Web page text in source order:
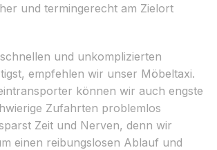
und termingerecht am Zielort
und unkomplizierten
empfehlen wir unser Möbeltaxi.
können wir auch engste
Zufahrten problemlos
Zeit und Nerven, denn wir
einen reibungslosen Ablauf und